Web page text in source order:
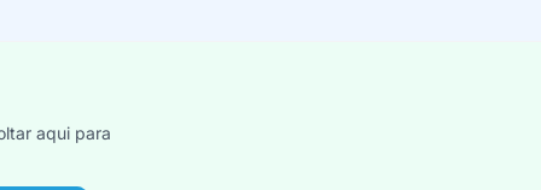
aqui para